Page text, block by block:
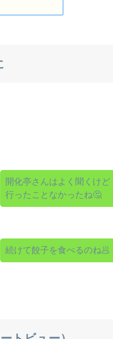
開化亭さんはよく聞くけど
行ったことなかったね🤔
続けて餃子を食べるのね🥟